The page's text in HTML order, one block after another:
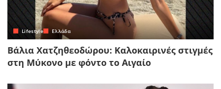
Lifestyle Ελλάδα
Βάλια Χατζηθεοδώρου: Καλοκαιρινές στιγμές
στη Μύκονο με φόντο το Αιγαίο